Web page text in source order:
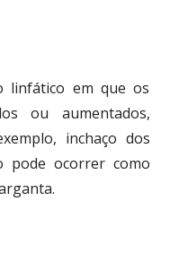
linfático em que os
ou aumentados,
inchaço dos
pode ocorrer como